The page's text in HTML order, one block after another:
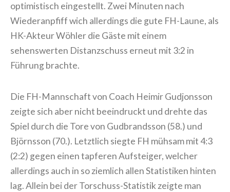
optimistisch eingestellt. Zwei Minuten nach
Wiederanpfiff wich allerdings die gute FH-Laune, als
HK-Akteur Wöhler die Gäste mit einem
sehenswerten Distanzschuss erneut mit 3:2 in
Führung brachte.
Die FH-Mannschaft von Coach Heimir Gudjonsson
zeigte sich aber nicht beeindruckt und drehte das
Spiel durch die Tore von Gudbrandsson (58.) und
Björnsson (70.). Letztlich siegte FH mühsam mit 4:3
(2:2) gegen einen tapferen Aufsteiger, welcher
allerdings auch in so ziemlich allen Statistiken hinten
lag. Allein bei der Torschuss-Statistik zeigte man